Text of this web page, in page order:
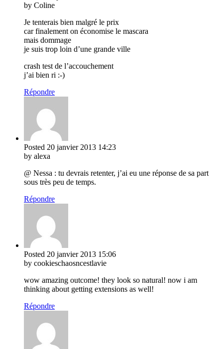
by Coline
Je tenterais bien malgré le prix
car finalement on économise le mascara
mais dommage
je suis trop loin d’une grande ville
crash test de l’accouchement
j’ai bien ri :-)
Répondre
Posted 20 janvier 2013 14:23
by alexa
@ Nessa : tu devrais retenter, j’ai eu une réponse de sa part
sous très peu de temps.
Répondre
Posted 20 janvier 2013 15:06
by cookieschaosncestlavie
wow amazing outcome! they look so natural! now i am
thinking about getting extensions as well!
Répondre